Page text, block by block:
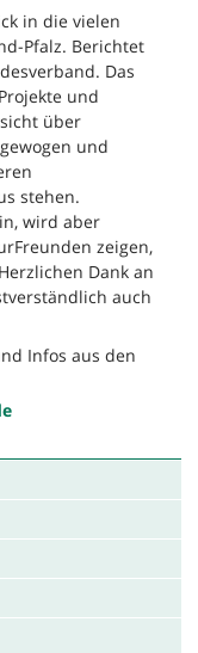
in die vielen
Pfalz. Berichtet
Das
und
über
und
stehen.
wird aber
zeigen,
Dank an
auch
Infos aus den